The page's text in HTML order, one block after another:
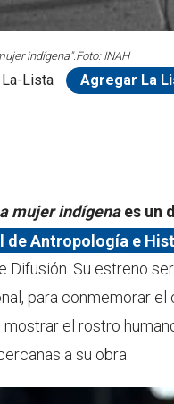
indígena".Foto: INAH
La-Lista Agregar La
mujer indígenaes un
de Antropología e
Su estreno
para conmemorar el
el rostro
a su obra.